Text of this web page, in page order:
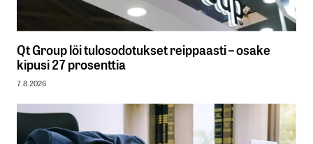
Qt Group löi tulosodotukset reippaasti – osake
kipusi 27 prosenttia
7.8.2026